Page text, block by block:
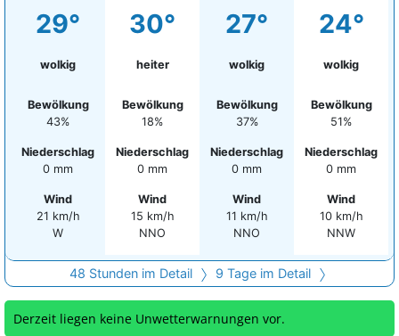
29°
wolkig
Bewölkung
43%
Niederschlag
0 mm
Wind
21 km/h
W
30°
heiter
Bewölkung
18%
Niederschlag
0 mm
Wind
15 km/h
NNO
27°
wolkig
Bewölkung
37%
Niederschlag
0 mm
Wind
11 km/h
NNO
24°
wolkig
Bewölkung
51%
Niederschlag
0 mm
Wind
10 km/h
NNW
48 Stunden im Detail 9 Tage im Detail
Derzeit liegen keine Unwetterwarnungen vor.